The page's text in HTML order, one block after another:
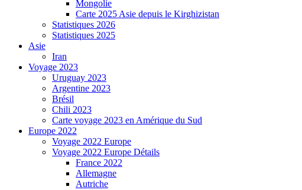
Mongolie
Carte 2025 Asie depuis le Kirghizistan
Statistiques 2026
Statistiques 2025
Asie
Iran
Voyage 2023
Uruguay 2023
Argentine 2023
Brésil
Chili 2023
Carte voyage 2023 en Amérique du Sud
Europe 2022
Voyage 2022 Europe
Voyage 2022 Europe Détails
France 2022
Allemagne
Autriche